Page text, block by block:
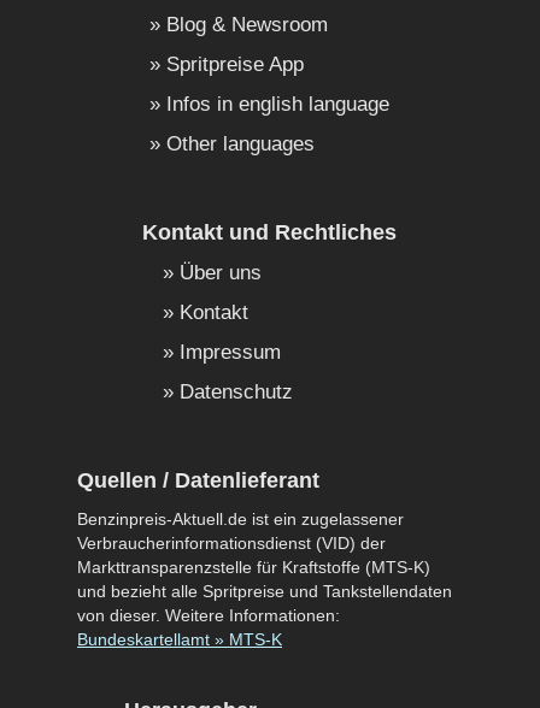
Blog & Newsroom
Spritpreise App
Infos in english language
Other languages
Kontakt und Rechtliches
Über uns
Kontakt
Impressum
Datenschutz
Quellen / Datenlieferant
Benzinpreis-Aktuell.de ist ein zugelassener
Verbraucherinformationsdienst (VID) der
Markttransparenzstelle für Kraftstoffe (MTS-K)
und bezieht alle Spritpreise und Tankstellendaten
von dieser. Weitere Informationen:
Bundeskartellamt » MTS-K